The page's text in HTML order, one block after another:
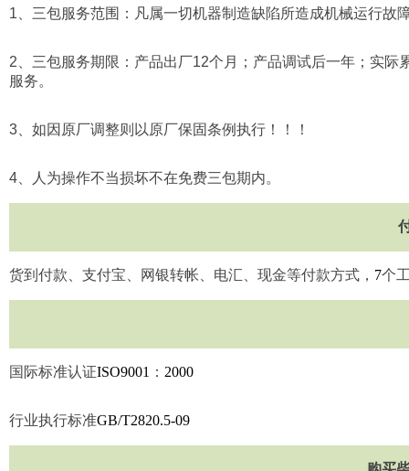
1 、三包服务范围：凡属一切机器制造缺陷所造成机械运行故
2 、三包服务期限：产品出厂12个月；产品调试后一年；实际
服务。
3 、如因原厂调整则以原厂保固条例执行！！！
4 、人为操作不当损坏不在免费三包期内。
货到付款、支付宝、网银转帐、电汇、现金等付款方式， 7个
国际标准认证ISO9001 ： 2000
行业执行标准GB/T2820.5-09